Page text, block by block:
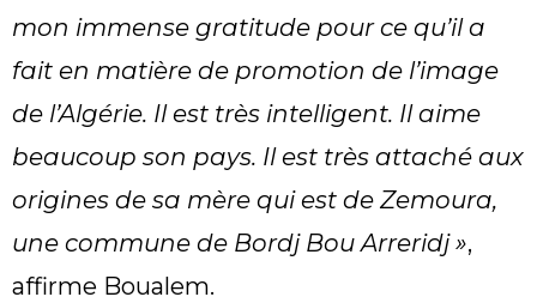
mon immense gratitude pour ce qu’il a
fait en matière de promotion de l’image
de l’Algérie. Il est très intelligent. Il aime
beaucoup son pays. Il est très attaché aux
origines de sa mère qui est de Zemoura,
une commune de Bordj Bou Arreridj »,
affirme Boualem.